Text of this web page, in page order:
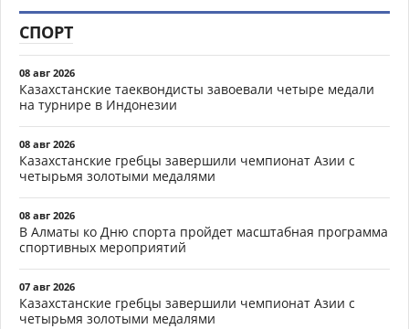
СПОРТ
08 авг 2026
Казахстанские таеквондисты завоевали четыре медали
на турнире в Индонезии
08 авг 2026
Казахстанские гребцы завершили чемпионат Азии с
четырьмя золотыми медалями
08 авг 2026
В Алматы ко Дню спорта пройдет масштабная программа
спортивных мероприятий
07 авг 2026
Казахстанские гребцы завершили чемпионат Азии с
четырьмя золотыми медалями